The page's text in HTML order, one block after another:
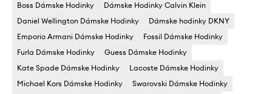
Boss Dámske Hodinky
Dámske Hodinky Calvin Klein
Daniel Wellington Dámske Hodinky
Dámske hodinky DKNY
Emporio Armani Dámske Hodinky
Fossil Dámske Hodinky
Furla Dámske Hodinky
Guess Dámske Hodinky
Kate Spade Dámske Hodinky
Lacoste Dámske Hodinky
Michael Kors Dámske Hodinky
Swarovski Dámske Hodinky